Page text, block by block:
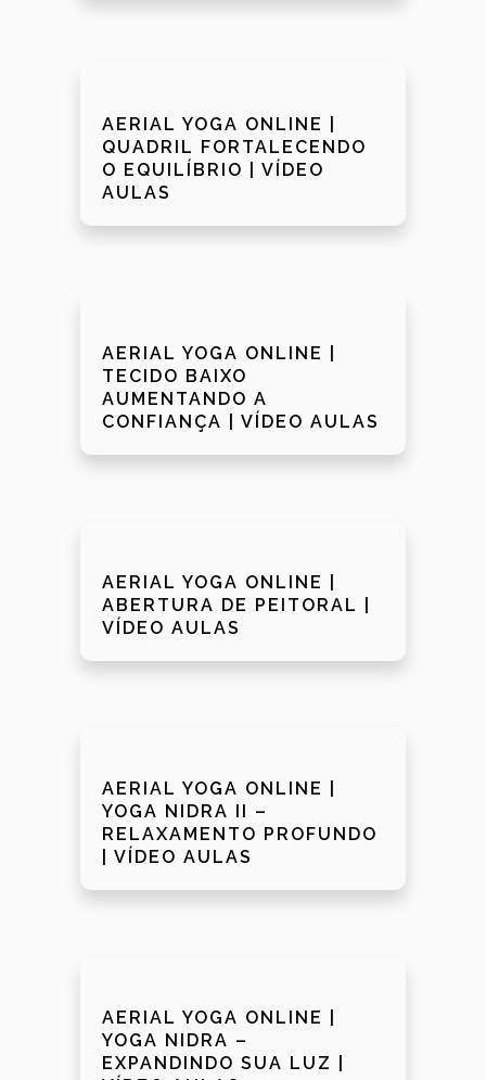
AERIAL YOGA ONLINE |
QUADRIL FORTALECENDO
O EQUILÍBRIO | VÍDEO
AULAS
AERIAL YOGA ONLINE |
TECIDO BAIXO
AUMENTANDO A
CONFIANÇA | VÍDEO AULAS
AERIAL YOGA ONLINE |
ABERTURA DE PEITORAL |
VÍDEO AULAS
AERIAL YOGA ONLINE |
YOGA NIDRA II –
RELAXAMENTO PROFUNDO
| VÍDEO AULAS
AERIAL YOGA ONLINE |
YOGA NIDRA –
EXPANDINDO SUA LUZ |